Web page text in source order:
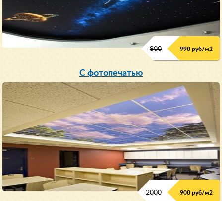
800 990 руб/м2
С фотопечатью
2000 900 руб/м2